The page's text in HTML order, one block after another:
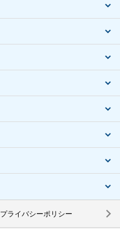
プライバシーポリシー